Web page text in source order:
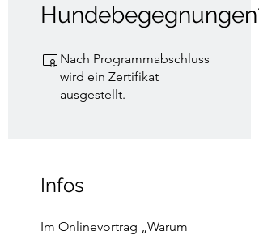
Hundebegegnungen?
Nach Programmabschluss
wird ein Zertifikat
ausgestellt.
Infos
Im Onlinevortrag „Warum